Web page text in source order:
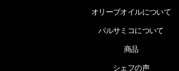
オリーブオイルについて
バルサミコについて
商品
シェフの声